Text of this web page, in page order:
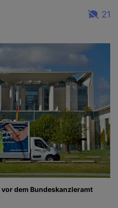
21
dem Bundeskanzleramt